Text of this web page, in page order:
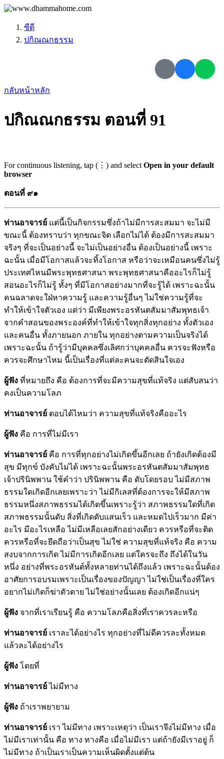
ซีดี
ปกิณณกธรรม
กลับหน้าหลัก
ปกิณณกธรรม ตอนที่ 91
For continuous listening, tap (⋮) and select Open in your default
browser
ตอนที่ ๙๑
ท่านอาจารย์ แต่นี้เป็นกิจกรรมซึ่งถ้าไม่มีการสะสมมา จะไม่มี
ขณะนี้ ต้องทราบว่า ทุกขณะจิต เลือกไม่ได้ ต้องมีการสะสมมา
จริงๆ ที่จะเป็นอย่างนี้ จะไม่เป็นอย่างอื่น ต้องเป็นอย่างนี้ เพราะ
ฉะนั้น เมื่อมีโอกาสแล้วจะทิ้งโอกาส หรือว่าจะเหมือนคนซึ่งไม่รู้
ประเทศไหนมีพระพุทธศาสนา พระพุทธศาสนาคืออะไรก็ไม่รู้
สอนอะไรก็ไม่รู้ ทั้งๆ ที่มีโอกาสอย่างมากที่จะรู้ได้ เพราะฉะนั้น
คนฉลาดจะใฝ่หาความรู้ และความรู้อื่นๆ ไม่ใช่ความรู้ที่จะ
ทำให้เข้าใจตัวเอง แต่ว่า มีเพียงพระอรหันตสัมมาสัมพุทธเจ้า
จากคำสอนของพระองค์ที่ทำให้เข้าใจทุกสิ่งทุกอย่าง ทั้งตัวเอง
และคนอื่น ทั้งภายนอก ภายใน ทุกอย่างตามความเป็นจริงได้
เพราะฉะนั้น ถ้ารู้ว่ามีบุคคลซึ่งเลิศกว่าบุคคลอื่น ควรจะฟังหรือ
ควรจะศึกษาไหม นี้เป็นเรื่องที่แต่ละคนจะตัดสินใจเอง
ผู้ฟัง ที่หมายถึง คือ ต้องการที่จะมีความสุขที่แท้จริง แต่สับสนว่า
คงเป็นความโลภ
ท่านอาจารย์ ตอบได้ไหมว่า ความสุขที่แท้จริงคืออะไร
ผู้ฟัง คือ การที่ไม่มีเรา
ท่านอาจารย์ คือ การที่ทุกอย่างไม่เกิดขึ้นอีกเลย ถ้ายังเกิดต้องมี
สุข มีทุกข์ บังคับไม่ได้ เพราะฉะนั้นพระอรหันตสัมมาสัมพุทธ
เจ้าปรินิพพาน ใช้คำว่า ปรินิพพาน คือ ดับโดยรอบ ไม่มีสภาพ
ธรรมใดเกิดอีกเลยเพราะว่า ไม่มีกิเลสที่ต้องการจะให้มีสภาพ
ธรรมหนึ่งสภาพธรรมได้เกิดขึ้นเพราะรู้ว่า สภาพธรรมใดที่เกิด
สภาพธรรมนั้นดับ สิ่งที่เกิดดับแสนเร็ว และหมดไปเร็วมาก มีค่า
อะไร มีอะไรเหลือ ไม่มีเหลือเลยสักอย่างเดียว ควรหรือที่จะติด
ควรหรือที่จะยึดถือว่าเป็นสุข ไม่ใช่ ความสุขที่แท้จริง คือ ความ
สงบจากการเกิด ไม่มีการเกิดอีกเลย แต่ใครจะถึง ถึงได้ในวัน
หนึ่ง อย่างที่พระอรหันต์ทั้งหลายท่านได้ถึงแล้ว เพราะฉะนั้นต้อง
อาศัยการอบรมเพราะเป็นเรื่องของปัญญา ไม่ใช่เป็นเรื่องที่ใคร
อยากไม่เกิดก็ฆ่าตัวตาย ไม่ใช่อย่างนั้นเลย ต้องเกิดอีกแน่ๆ
ผู้ฟัง จากที่เราเรียนรู้ คือ ความโลภคือสิ่งที่เราควรละหรือ
ท่านอาจารย์ เราละได้อย่างไร ทุกอย่างที่ไม่ดีควรละทั้งหมด
แล้วละได้อย่างไร
ผู้ฟัง โดยที่
ท่านอาจารย์ไม่มีทาง
ผู้ฟัง ถ้าเราพยายาม
ท่านอาจารย์ เรา ไม่มีทาง เพราะเหตุว่า เป็นเราจึงไม่มีทาง เมื่อ
ไม่มีเราเท่านั้น คือ ทาง ทางคือ เมื่อไม่มีเรา แต่ถ้ายังมีเราอยู่ ก็
ไม่มีทาง ถ้าเป็นเราเป็นความเห็นผิดตั้งแต่ต้น